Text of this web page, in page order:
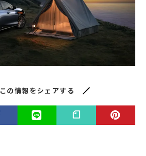
この情報をシェアする